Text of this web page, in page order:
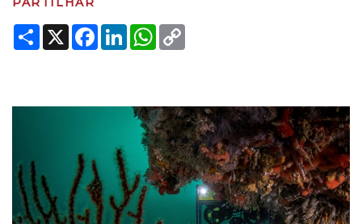
Share
X Facebook
LinkedInWhatsApp